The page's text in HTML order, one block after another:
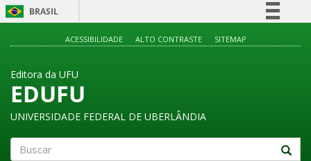
BRASIL
Legislação
Canais
ACESSIBILIDADE ALTO CONTRASTE SITEMAP
Editora da UFU
EDUFU
UNIVERSIDADE FEDERAL DE UBERLÂNDIA